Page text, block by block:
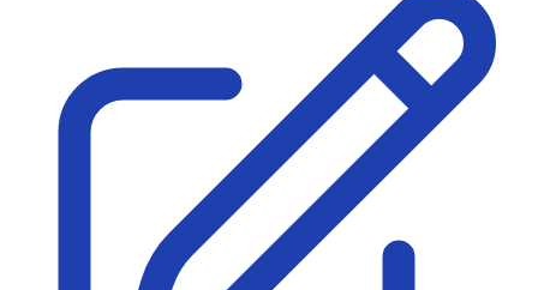
На допомогу військовим
Медична термінологія жестовою мовою
Нормативна база УТОГ
Конвенція ООН
Законодавство
Декларації
Документи ВФГ